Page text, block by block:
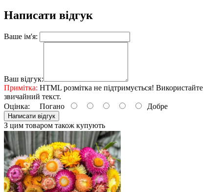
Написати відгук
Ваше ім'я:
Ваш відгук:
Примітка: HTML розмітка не підтримується! Використайте
звичайний текст.
Оцінка: Погано Добре
Написати відгук
З цим товаром також купують